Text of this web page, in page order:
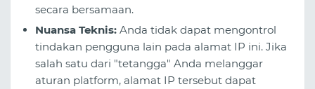
secara bersamaan.
Nuansa Teknis: Anda tidak dapat mengontrol
tindakan pengguna lain pada alamat IP ini. Jika
salah satu dari "tetangga" Anda melanggar
aturan platform, alamat IP tersebut dapat